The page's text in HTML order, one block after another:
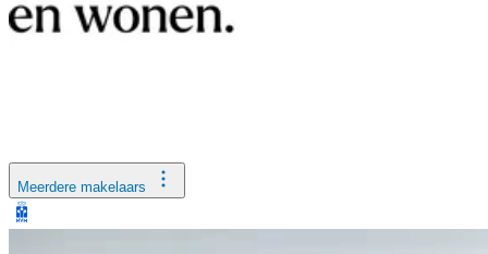
Meerdere makelaars